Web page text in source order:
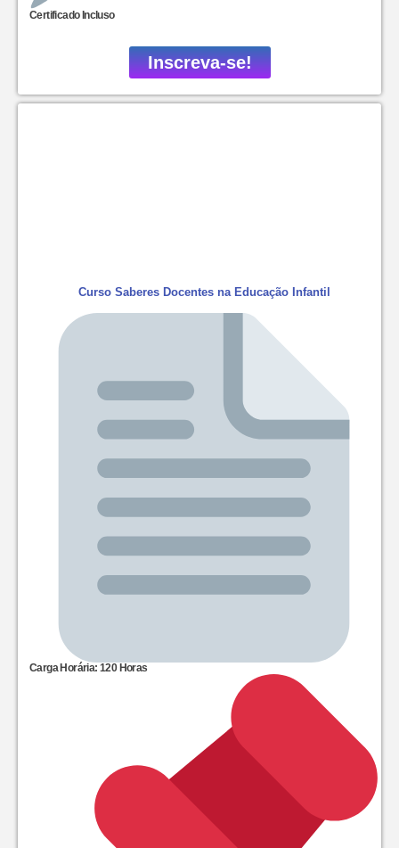
Certificado Incluso
Inscreva-se!
Curso Saberes Docentes na Educação Infantil
Carga Horária: 120 Horas